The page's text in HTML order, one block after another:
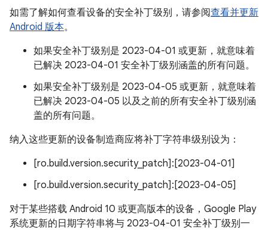
如需了解如何查看设备的安全补丁级别，请参阅查看并更新
Android 版本。
如果安全补丁级别是 2023-04-01 或更新，就意味着
已解决 2023-04-01 安全补丁级别涵盖的所有问题。
如果安全补丁级别是 2023-04-05 或更新，就意味着
已解决 2023-04-05 以及之前的所有安全补丁级别涵
盖的所有问题。
纳入这些更新的设备制造商应将补丁字符串级别设为：
[ro.build.version.security_patch]:[2023-04-01]
[ro.build.version.security_patch]:[2023-04-05]
对于某些搭载 Android 10 或更高版本的设备，Google Play
系统更新的日期字符串将与 2023-04-01 安全补丁级别一